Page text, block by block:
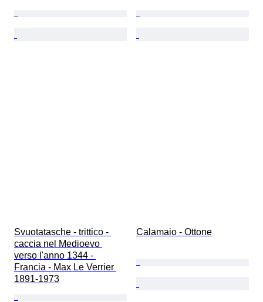
Svuotatasche - trittico -
caccia nel Medioevo
verso l'anno 1344 -
Francia - Max Le Verrier
1891-1973
Calamaio - Ottone